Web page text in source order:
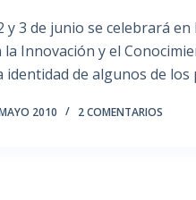
y 3 de junio se celebrará
Innovación y el
identidad de algunos de los
2010 2 COMENTARIOS